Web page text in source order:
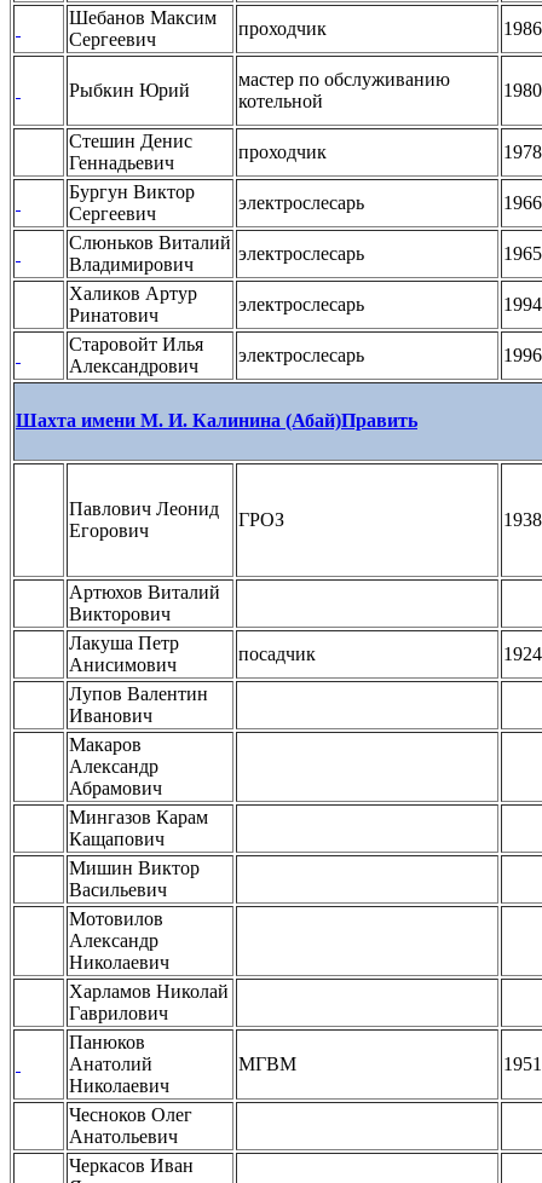
Шебанов Максим
Сергеевич
проходчик 1986
Рыбкин Юрий
мастер по обслуживанию
котельной
1980
Стешин Денис
Геннадьевич
проходчик
1978
Бургун Виктор
Сергеевич
электрослесарь
1966
Слюньков Виталий
Владимирович
электрослесарь
1965
Халиков Артур
Ринатович
электрослесарь
1994
Старовойт Илья
Александрович
электрослесарь 1996
Шахта имени М. И. Калинина (Абай)Править
Павлович Леонид
Егорович
ГРОЗ 1938
Артюхов Виталий
Викторович
Лакуша Петр
Анисимович
посадчик
1924
Лупов Валентин
Иванович
Макаров
Александр
Абрамович
Мингазов Карам
Кащапович
Мишин Виктор
Васильевич
Мотовилов
Александр
Николаевич
Харламов Николай
Гаврилович
Панюков
Анатолий
Николаевич
МГВМ 1951
Чесноков Олег
Анатольевич
Черкасов Иван